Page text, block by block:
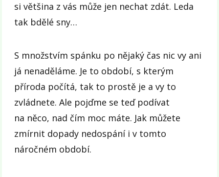
si většina z vás může jen nechat zdát. Leda
tak bdělé sny…
S množstvím spánku po nějaký čas nic vy ani
já nenaděláme. Je to období, s kterým
příroda počítá, tak to prostě je a vy to
zvládnete. Ale pojďme se teď podívat
na něco, nad čím moc máte. Jak můžete
zmírnit dopady nedospání i v tomto
náročném období.